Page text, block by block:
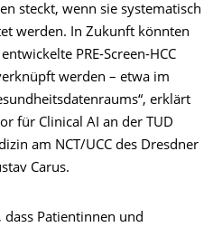
steckt, wenn sie systematisch
werden. In Zukunft könnten
PRE-Screen-HCC
werden – etwa im
erklärt
für Clinical AI an der TUD
am NCT/UCC des Dresdner
Carus.
dass Patientinnen und